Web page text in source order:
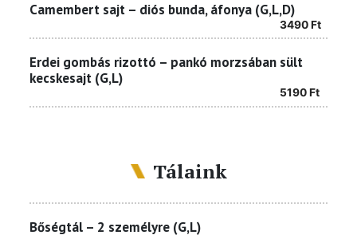
Camembert sajt – diós bunda, áfonya (G,L,D)
3490Ft
Erdei gombás rizottó – pankó morzsában sült
kecskesajt (G,L)
5190Ft
Tálaink
Bőségtál – 2 személyre (G,L)